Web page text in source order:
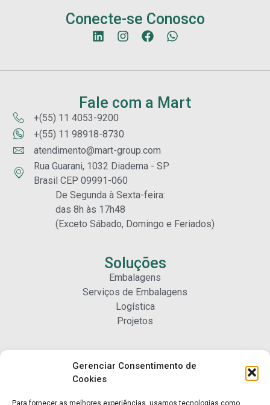
Gerenciar Consentimento de
Cookies
Para fornecer as melhores experiências, usamos tecnologias como
Conecte-se Conosco
Fale com a Mart
+(55) 11 4053-9200
+(55) 11 98918-8730
atendimento@mart-group.com
Rua Guarani, 1032 Diadema - SP
Brasil CEP 09991-060
De Segunda à Sexta-feira:
das 8h às 17h48
(Exceto Sábado, Domingo e Feriados)
Soluções
Embalagens
Serviços de Embalagens
Logística
Projetos
Carreiras